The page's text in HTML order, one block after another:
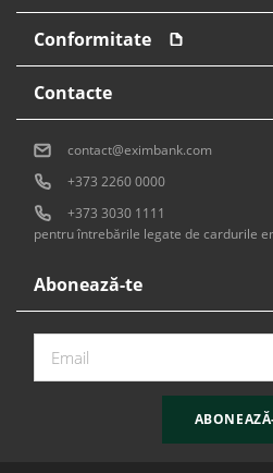
Conformitate
Abonează-te
Contacte
contact@eximbank.com
+373 2260 0000
+373 3030 1111
pentru întrebările legate de cardurile